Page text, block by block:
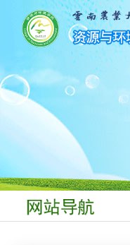
首
院
师
伍
建
科
研